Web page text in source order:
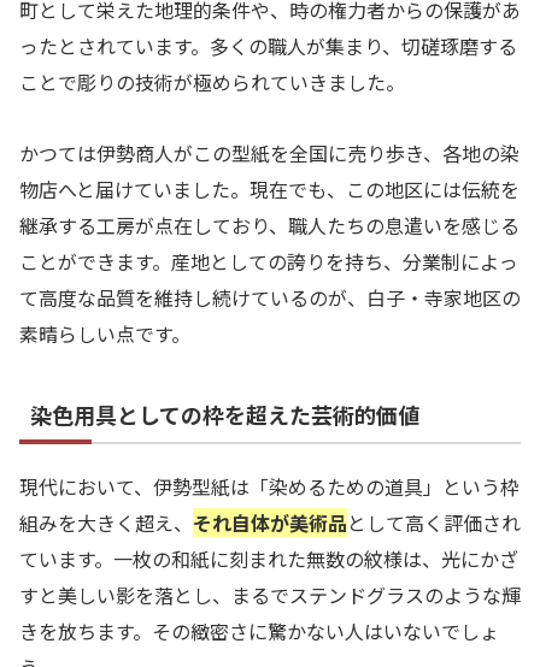
町として栄えた地理的条件や、時の権力者からの保護があ
ったとされています。多くの職人が集まり、切磋琢磨する
ことで彫りの技術が極められていきました。
かつては伊勢商人がこの型紙を全国に売り歩き、各地の染
物店へと届けていました。現在でも、この地区には伝統を
継承する工房が点在しており、職人たちの息遣いを感じる
ことができます。産地としての誇りを持ち、分業制によっ
て高度な品質を維持し続けているのが、白子・寺家地区の
素晴らしい点です。
染色用具としての枠を超えた芸術的価値
現代において、伊勢型紙は「染めるための道具」という枠
組みを大きく超え、 それ自体が美術品として高く評価され
ています。一枚の和紙に刻まれた無数の紋様は、光にかざ
すと美しい影を落とし、まるでステンドグラスのような輝
きを放ちます。その緻密さに驚かない人はいないでしょ